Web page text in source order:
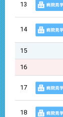
13
14
15
16
17
18